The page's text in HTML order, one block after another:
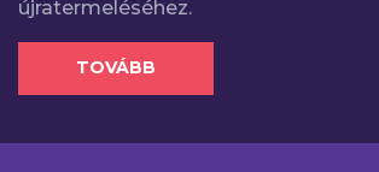
újratermeléséhez.
TOVÁBB